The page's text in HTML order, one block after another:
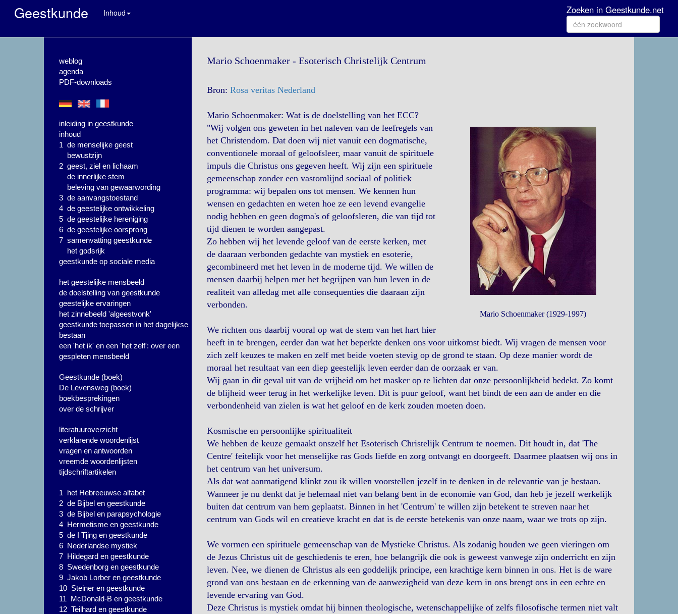
Geestkunde Inhoud Zoeken in Geestkunde.net
weblog
agenda
PDF-downloads
inleiding in geestkunde
inhoud
1 de menselijke geest
bewustzijn
2 geest, ziel en lichaam
de innerlijke stem
beleving van gewaarwording
3 de aanvangstoestand
4 de geestelijke ontwikkeling
5 de geestelijke hereniging
6 de geestelijke oorsprong
7 samenvatting geestkunde
het godsrijk
geestkunde op sociale media
het geestelijke mensbeeld
de doelstelling van geestkunde
geestelijke ervaringen
het zinnebeeld 'algeestvonk'
geestkunde toepassen in het dagelijkse
bestaan
een 'het ik' en een 'het zelf': over een
gespleten mensbeeld
Geestkunde (boek)
De Levensweg (boek)
boekbesprekingen
over de schrijver
literatuuroverzicht
verklarende woordenlijst
vragen en antwoorden
vreemde woordenlijsten
tijdschriftartikelen
1 het Hebreeuwse alfabet
2 de Bijbel en geestkunde
3 de Bijbel en parapsychologie
4 Hermetisme en geestkunde
5 de I Tjing en geestkunde
6 Nederlandse mystiek
7 Hildegard en geestkunde
8 Swedenborg en geestkunde
9 Jakob Lorber en geestkunde
10 Steiner en geestkunde
11 McDonald-B en geestkunde
12 Teilhard en geestkunde
Mario Schoenmaker - Esoterisch Christelijk Centrum
Bron: Rosa veritas Nederland
Mario Schoenmaker: Wat is de doelstelling van het ECC?
Mario Schoenmaker (1929-1997)
"Wij volgen ons geweten in het naleven van de leefregels van
het Christendom. Dat doen wij niet vanuit een dogmatische,
conventionele moraal of geloofsleer, maar vanuit de spirituele
impuls die Christus ons gegeven heeft. Wij zijn een spirituele
gemeenschap zonder een vastomlijnd sociaal of politiek
programma: wij bepalen ons tot mensen. We kennen hun
wensen en gedachten en weten hoe ze een levend evangelie
nodig hebben en geen dogma's of geloofsleren, die van tijd tot
tijd dienen te worden aangepast.
Zo hebben wij het levende geloof van de eerste kerken, met
de daaraan verbonden gedachte van mystiek en esoterie,
gecombineerd met het leven in de moderne tijd. We willen de
mensen daarbij helpen met het begrijpen van hun leven in de
realiteit van alledag met alle consequenties die daaraan zijn
verbonden.
We richten ons daarbij vooral op wat de stem van het hart hier
heeft in te brengen, eerder dan wat het beperkte denken ons voor uitkomst biedt. Wij vragen de mensen voor
zich zelf keuzes te maken en zelf met beide voeten stevig op de grond te staan. Op deze manier wordt de
moraal het resultaat van een diep geestelijk leven eerder dan de oorzaak er van.
Wij gaan in dit geval uit van de vrijheid om het masker op te lichten dat onze persoonlijkheid bedekt. Zo komt
de blijheid weer terug in het werkelijke leven. Dit is puur geloof, want het bindt de een aan de ander en die
verbondenheid van zielen is wat het geloof en de kerk zouden moeten doen.
Kosmische en persoonlijke spiritualiteit
We hebben de keuze gemaakt onszelf het Esoterisch Christelijk Centrum te noemen. Dit houdt in, dat 'The
Centre' feitelijk voor het menselijke ras Gods liefde en zorg ontvangt en doorgeeft. Daarmee plaatsen wij ons in
het centrum van het universum.
Als dat wat aanmatigend klinkt zou ik willen voorstellen jezelf in te denken in de relevantie van je bestaan.
Wanneer je nu denkt dat je helemaal niet van belang bent in de economie van God, dan heb je jezelf werkelijk
buiten dat centrum van hem geplaatst. Binnen in het 'Centrum' te willen zijn betekent te streven naar het
centrum van Gods wil en creatieve kracht en dat is de eerste betekenis van onze naam, waar we trots op zijn.
We vormen een spirituele gemeenschap van de Mystieke Christus. Als zodanig houden we geen vieringen om
de Jezus Christus uit de geschiedenis te eren, hoe belangrijk die ook is geweest vanwege zijn onderricht en zijn
leven. Nee, we dienen de Christus als een goddelijk principe, een krachtige kern binnen in ons. Het is de ware
grond van ons bestaan en de erkenning van de aanwezigheid van deze kern in ons brengt ons in een echte en
levende ervaring van God.
Deze Christus is mystiek omdat hij binnen theologische, wetenschappelijke of zelfs filosofische termen niet valt